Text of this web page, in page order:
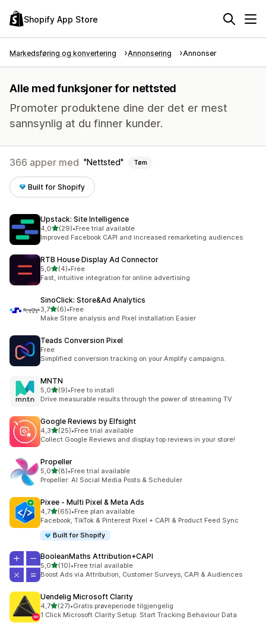
Shopify App Store
Markedsføring og konvertering Annonsering Annonser
Alle med funksjoner for nettsted
Promoter produktene dine der det er mest
sannsynlig at du finner kunder.
366 apper med Nettsted Tøm
Built for Shopify
Upstack: Site Intelligence
4,0av 5 stjerner
(29)
Totalt 29 omtaler
•Free trial available
Improved Facebook CAPI and increased remarketing audiences
RTB House Display Ad Connector
5,0av 5 stjerner
(4)
Totalt 4 omtaler
•Free
Fast, intuitive integration for online advertising
SinoClick: Store&Ad Analytics
3,7av 5 stjerner
(6)
Totalt 6 omtaler
•Free
Make Store analysis and Pixel installation Easier
Teads Conversion Pixel
Free
Simplified conversion tracking on your Amplify campaigns.
MNTN
5,0av 5 stjerner
(9)
Totalt 9 omtaler
•Free to install
Drive measurable results through the power of streaming TV
Google Reviews by Elfsight
4,3av 5 stjerner
(25)
Totalt 25 omtaler
•Free trial available
Collect Google Reviews and display top reviews in your store!
Propeller
5,0av 5 stjerner
(8)
Totalt 8 omtaler
•Free trial available
Propeller: AI Social Media Posts & Scheduler
Pixee ‑ Multi Pixel & Meta Ads
4,7av 5 stjerner
(65)
Totalt 65 omtaler
•Free plan available
Facebook, TikTok & Pinterest Pixel + CAPI & Product Feed Sync
Built for Shopify
BooleanMaths Attribution+CAPI
5,0av 5 stjerner
(10)
Totalt 10 omtaler
•Free trial available
Boost Ads via Attribution, Customer Surveys, CAPI & Audiences
Uendelig Microsoft Clarity
4,7av 5 stjerner
(27)
Totalt 27 omtaler
•Gratis prøveperiode tilgjengelig
1 Click Microsoft Clarity Setup. Start Tracking Behaviour Data